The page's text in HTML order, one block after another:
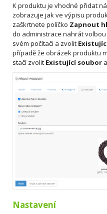
K produktu je vhodné přidat
zobrazuje jak ve výpisu
zaškrtnete políčko Zapnout
do administrace nahrát volbou
svém počítači a zvolit
případě že obrázek produktu
stačí zvolit Existující soubor
Nastavení